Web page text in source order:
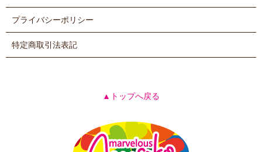
プライバシーポリシー
特定商取引法表記
▲トップへ戻る